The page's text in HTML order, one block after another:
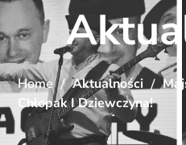
Home Aktualności
Chłopak I Dziewczyna!